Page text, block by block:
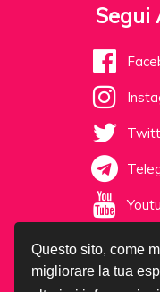
Questo sito, come
migliorare la tua
Segui